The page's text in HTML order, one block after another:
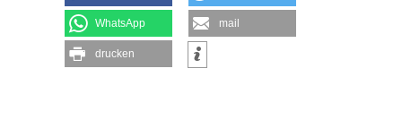
WhatsApp mail
drucken